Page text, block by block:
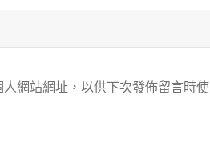
網站網址，以供下次發佈留言時使